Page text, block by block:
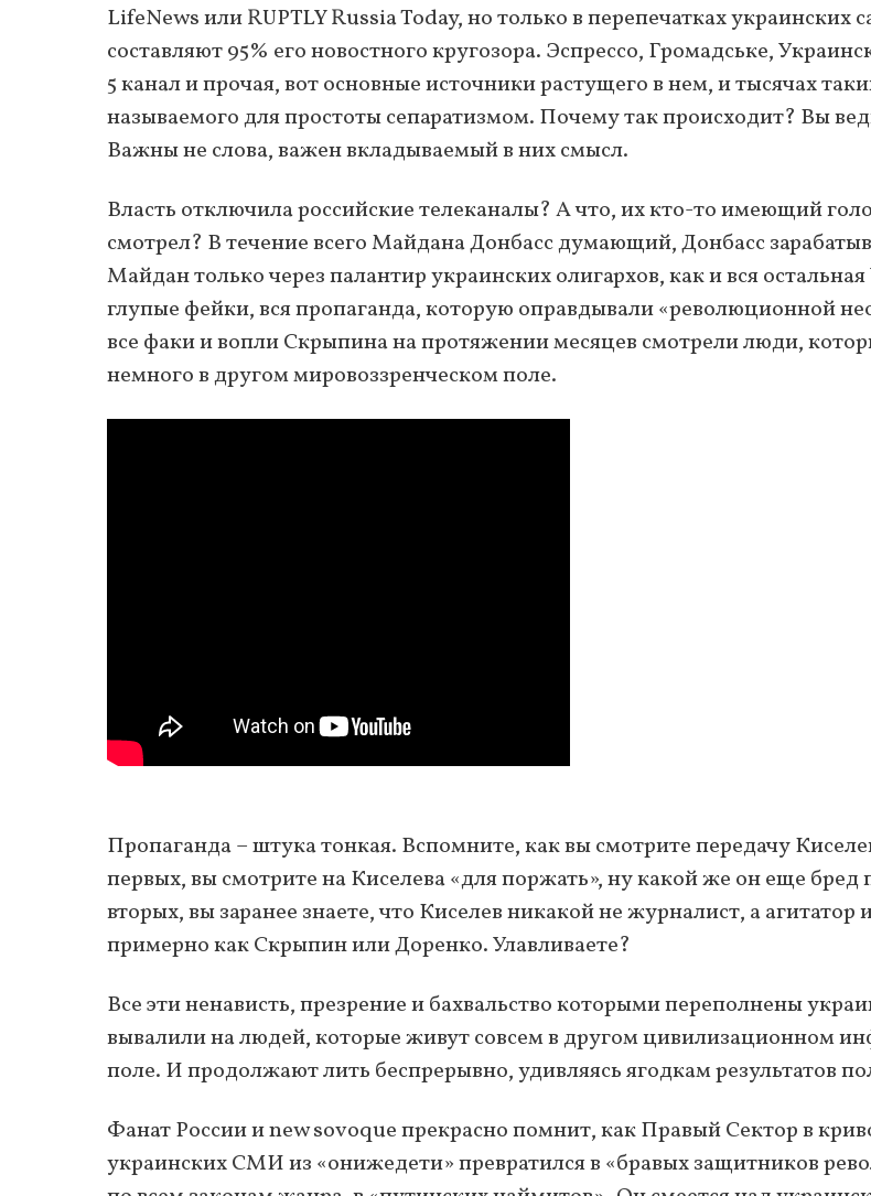
LifeNews или RUPTLY Russia Today, но только в перепечатках украинских
составляют 95% его новостного кругозора. Эспрессо, Громадське,
5 канал и прочая, вот основные источники растущего в нем, и тысячах
называемого для простоты сепаратизмом. Почему так происходит? Вы
Важны не слова, важен вкладываемый в них смысл.
Власть отключила российские телеканалы? А что, их кто-то имеющий
смотрел? В течение всего Майдана Донбасс думающий, Донбасс
Майдан только через палантир украинских олигархов, как и вся
глупые фейки, вся пропаганда, которую оправдывали «революционной
все факи и вопли Скрыпина на протяжении месяцев смотрели люди,
немного в другом мировоззренческом поле.
Пропаганда – штука тонкая. Вспомните, как вы смотрите передачу
первых, вы смотрите на Киселева «для поржать», ну какой же он еще
вторых, вы заранее знаете, что Киселев никакой не журналист, а агитатор
примерно как Скрыпин или Доренко. Улавливаете?
Все эти ненависть, презрение и бахвальство которыми переполнены
вывалили на людей, которые живут совсем в другом цивилизационном
поле. И продолжают лить беспрерывно, удивляясь ягодкам результатов
Фанат России и new sovoque прекрасно помнит, как Правый Сектор в
украинских СМИ из «онижедети» превратился в «бравых защитников